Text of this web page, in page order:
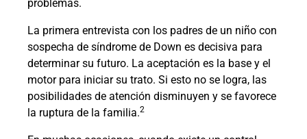
problemas.
La primera entrevista con los padres de un niño con
sospecha de síndrome de Down es decisiva para
determinar su futuro. La aceptación es la base y el
motor para iniciar su trato. Si esto no se logra, las
posibilidades de atención disminuyen y se favorece
la ruptura de la familia.2